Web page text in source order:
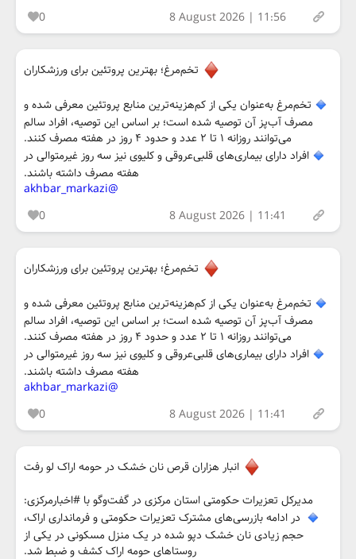
0
8 August 2026 | 11:56
تخم‌مرغ؛ بهترین پروتئین برای ورزشکاران
تخم‌مرغ به‌عنوان یکی از کم‌هزینه‌ترین منابع پروتئین معرفی شده و
مصرف آب‌پز آن توصیه شده است؛ بر اساس این توصیه، افراد سالم
می‌توانند روزانه ۱ تا ۲ عدد و حدود ۴ روز در هفته مصرف کنند.
افراد دارای بیماری‌های قلبی‌عروقی و کلیوی نیز سه روز غیرمتوالی در
هفته مصرف داشته باشند.
@akhbar_markazi
0
8 August 2026 | 11:41
تخم‌مرغ؛ بهترین پروتئین برای ورزشکاران
تخم‌مرغ به‌عنوان یکی از کم‌هزینه‌ترین منابع پروتئین معرفی شده و
مصرف آب‌پز آن توصیه شده است؛ بر اساس این توصیه، افراد سالم
می‌توانند روزانه ۱ تا ۲ عدد و حدود ۴ روز در هفته مصرف کنند.
افراد دارای بیماری‌های قلبی‌عروقی و کلیوی نیز سه روز غیرمتوالی در
هفته مصرف داشته باشند.
@akhbar_markazi
0
8 August 2026 | 11:41
انبار هزاران قرص نان خشک در حومه اراک لو رفت
مدیرکل تعزیرات حکومتی استان مرکزی در گفت‌وگو با #اخبارمرکزی:
در ادامه بازرسی‌های مشترک تعزیرات حکومتی و فرمانداری اراک،
حجم زیادی نان خشک دپو شده در یک منزل مسکونی در یکی از
روستاهای حومه اراک کشف و ضبط شد.